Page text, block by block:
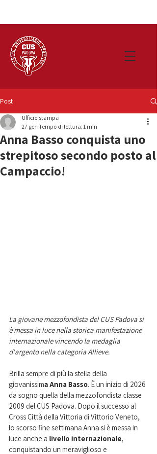
Post
Anna Basso conquista uno
strepitoso secondo posto al
Campaccio!
Ufficio stampa
27 gen Tempo di lettura: 1 min
La giovane mezzofondista del CUS Padova si
è messa in luce nella storica manifestazione
internazionale vincendo la medaglia
d'argento nella categoria Allieve.
Brilla sempre di più la stella della
giovanissima Anna Basso. È un inizio di 2026
da sogno quella della mezzofondista classe
2009 del CUS Padova. Dopo il successo al
Cross Città della Vittoria di Vittorio Veneto,
lo scorso fine settimana Anna si è messa in
luce anche a livello internazionale,
conquistando un meraviglioso e